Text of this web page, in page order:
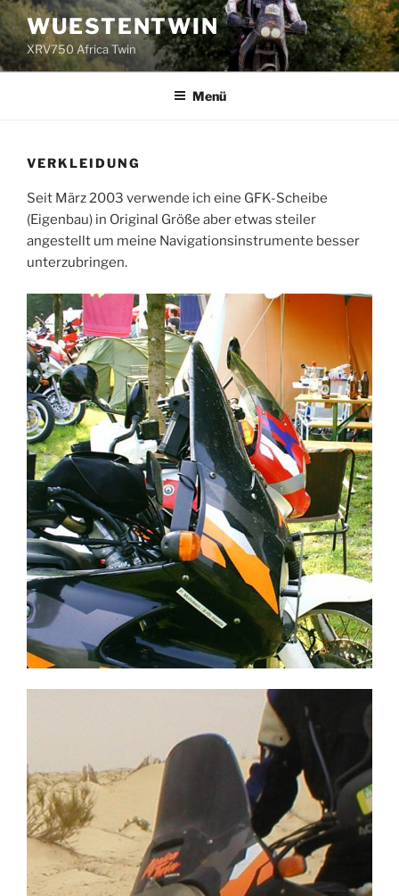
Zum
Inhalt
springen
WUESTENTWIN
XRV750 Africa Twin
Menü
VERKLEIDUNG
Seit März 2003 verwende ich eine GFK-Scheibe
(Eigenbau) in Original Größe aber etwas steiler
angestellt um meine Navigationsinstrumente besser
unterzubringen.